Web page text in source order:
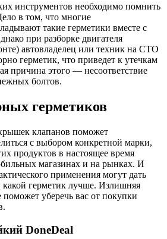
инструментов необходимо помнить
в том, что многие
такие герметики вместе с
при разборке двигателя
автовладелец или техник на СТО
герметик, что приведет к утечкам
причина этого — несоответствие
болтов.
герметиков
клапанов поможет
с выбором конкретной марки,
продуктов в настоящее время
магазинах и на рынках. И
применения могут дать
герметик лучше. Излишняя
уберечь вас от покупки
DoneDeal